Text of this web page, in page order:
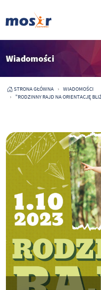
Wiadomości
STRONA GŁÓWNA
WIADOMOŚCI
"RODZINNY RAJD NA ORIENTACJĘ